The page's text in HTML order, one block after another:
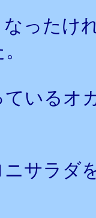
ったけ
いるオ
サラダ